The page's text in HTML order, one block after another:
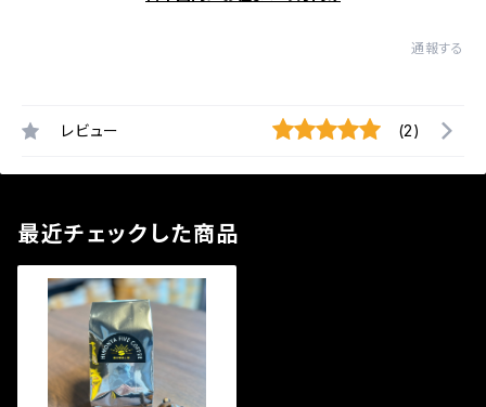
通報する
レビュー (2)
最近チェックした商品